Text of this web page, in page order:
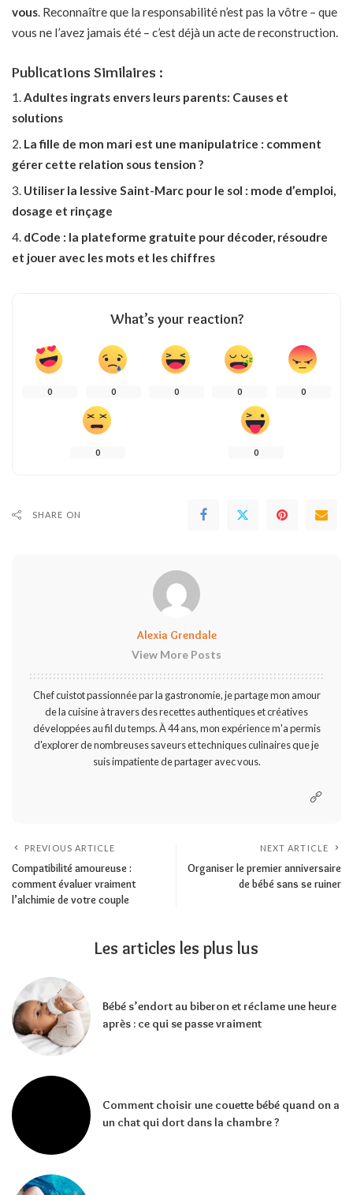
vous. Reconnaître que la responsabilité n’est pas la vôtre – que
vous ne l’avez jamais été – c’est déjà un acte de reconstruction.
Publications Similaires :
Adultes ingrats envers leurs parents: Causes et
solutions
La fille de mon mari est une manipulatrice : comment
gérer cette relation sous tension ?
Utiliser la lessive Saint-Marc pour le sol : mode d’emploi,
dosage et rinçage
dCode : la plateforme gratuite pour décoder, résoudre
et jouer avec les mots et les chiffres
What’s your reaction?
0 0 0 0 0
0 0
SHARE ON
Alexia Grendale
View More Posts
Chef cuistot passionnée par la gastronomie, je partage mon amour
de la cuisine à travers des recettes authentiques et créatives
développées au fil du temps. À 44 ans, mon expérience m'a permis
d'explorer de nombreuses saveurs et techniques culinaires que je
suis impatiente de partager avec vous.
PREVIOUS ARTICLE
Compatibilité amoureuse :
comment évaluer vraiment
l’alchimie de votre couple
NEXT ARTICLE
Organiser le premier anniversaire
de bébé sans se ruiner
Les articles les plus lus
Bébé s’endort au biberon et réclame une heure
après : ce qui se passe vraiment
Comment choisir une couette bébé quand on a
un chat qui dort dans la chambre ?